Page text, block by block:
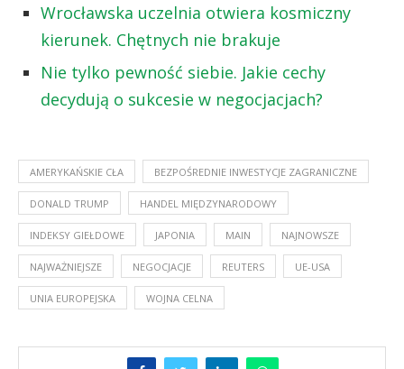
Wrocławska uczelnia otwiera kosmiczny
kierunek. Chętnych nie brakuje
Nie tylko pewność siebie. Jakie cechy
decydują o sukcesie w negocjacjach?
AMERYKAŃSKIE CŁA BEZPOŚREDNIE INWESTYCJE ZAGRANICZNE
DONALD TRUMP HANDEL MIĘDZYNARODOWY
INDEKSY GIEŁDOWE JAPONIA MAIN NAJNOWSZE
NAJWAŻNIEJSZE NEGOCJACJE REUTERS UE-USA
UNIA EUROPEJSKA WOJNA CELNA